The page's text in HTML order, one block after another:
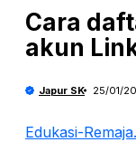
Cara
akun
Japur SK 25/01/
Edukasi-